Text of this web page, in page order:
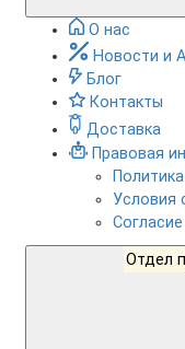
О нас
Новости и
Блог
Контакты
Доставка
Правовая
Условия
Отдел